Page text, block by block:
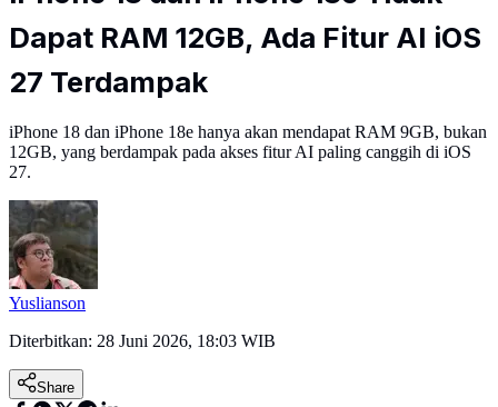
Dapat RAM 12GB, Ada Fitur AI iOS
27 Terdampak
iPhone 18 dan iPhone 18e hanya akan mendapat RAM 9GB, bukan
12GB, yang berdampak pada akses fitur AI paling canggih di iOS
27.
Yuslianson
Diterbitkan: 28 Juni 2026, 18:03 WIB
Share